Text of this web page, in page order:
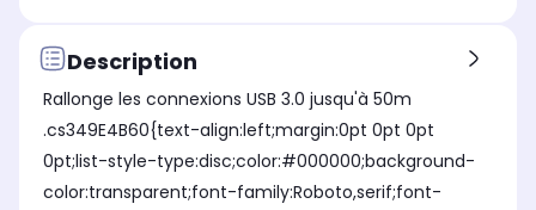
Description
Rallonge les connexions USB 3.0 jusqu'à 50m
.cs349E4B60{text-align:left;margin:0pt 0pt 0pt
0pt;list-style-type:disc;color:#000000;background-
color:transparent;font-family:Roboto,serif;font-